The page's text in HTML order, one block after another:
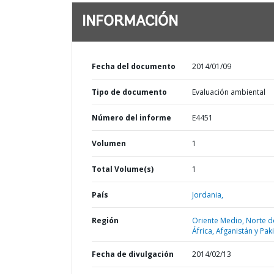
INFORMACIÓN
Fecha del documento 2014/01/09
Tipo de documento Evaluación ambiental
Número del informe E4451
Volumen 1
Total Volume(s) 1
País Jordania,
Región
Oriente Medio, Norte
África, Afganistán y
Fecha de divulgación 2014/02/13